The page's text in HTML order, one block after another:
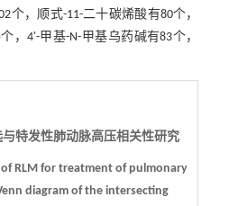
个，顺式-11-二十碳烯酸有80个，
，4'-甲基-N-甲基乌药碱有83个，
与特发性肺动脉高压相关性研究
of RLM for treatment of pulmonary
diagram of the intersecting